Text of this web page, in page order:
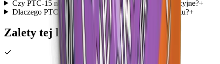
Czy PTC-15 nadaje się pod malowanie i tynki dekoracyjne?+
Dlaczego PTC-15 jest wydajniejszy od zwykłego tynku?+
Zalety tej linii